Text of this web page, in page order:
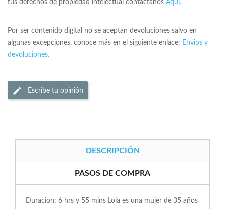
tus derechos de propiedad intelectual contactanos Aqui.
Por ser contenido digital no se aceptan devoluciones salvo en
algunas excepciones, conoce más en el siguiente enlace: Envios y
devoluciones.
Escribe tu opinión
DESCRIPCIÓN
PASOS DE COMPRA
Duracion: 6 hrs y 55 mins Lola es una mujer de 35 años